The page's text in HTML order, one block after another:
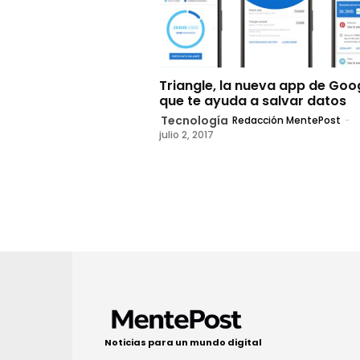
Triangle, la nueva app de
que te ayuda a salvar datos
Tecnología Redacción MentePost -
julio 2, 2017
Noticias para un mundo digital